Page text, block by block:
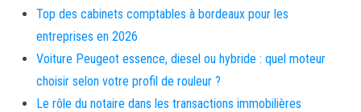
Top des cabinets comptables à bordeaux pour les
entreprises en 2026
Voiture Peugeot essence, diesel ou hybride : quel moteur
choisir selon votre profil de rouleur ?
Le rôle du notaire dans les transactions immobilières